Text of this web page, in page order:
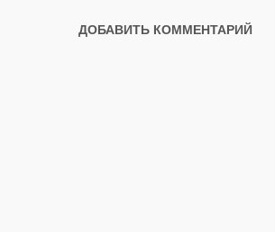
ДОБАВИТЬ КОММЕНТАРИЙ